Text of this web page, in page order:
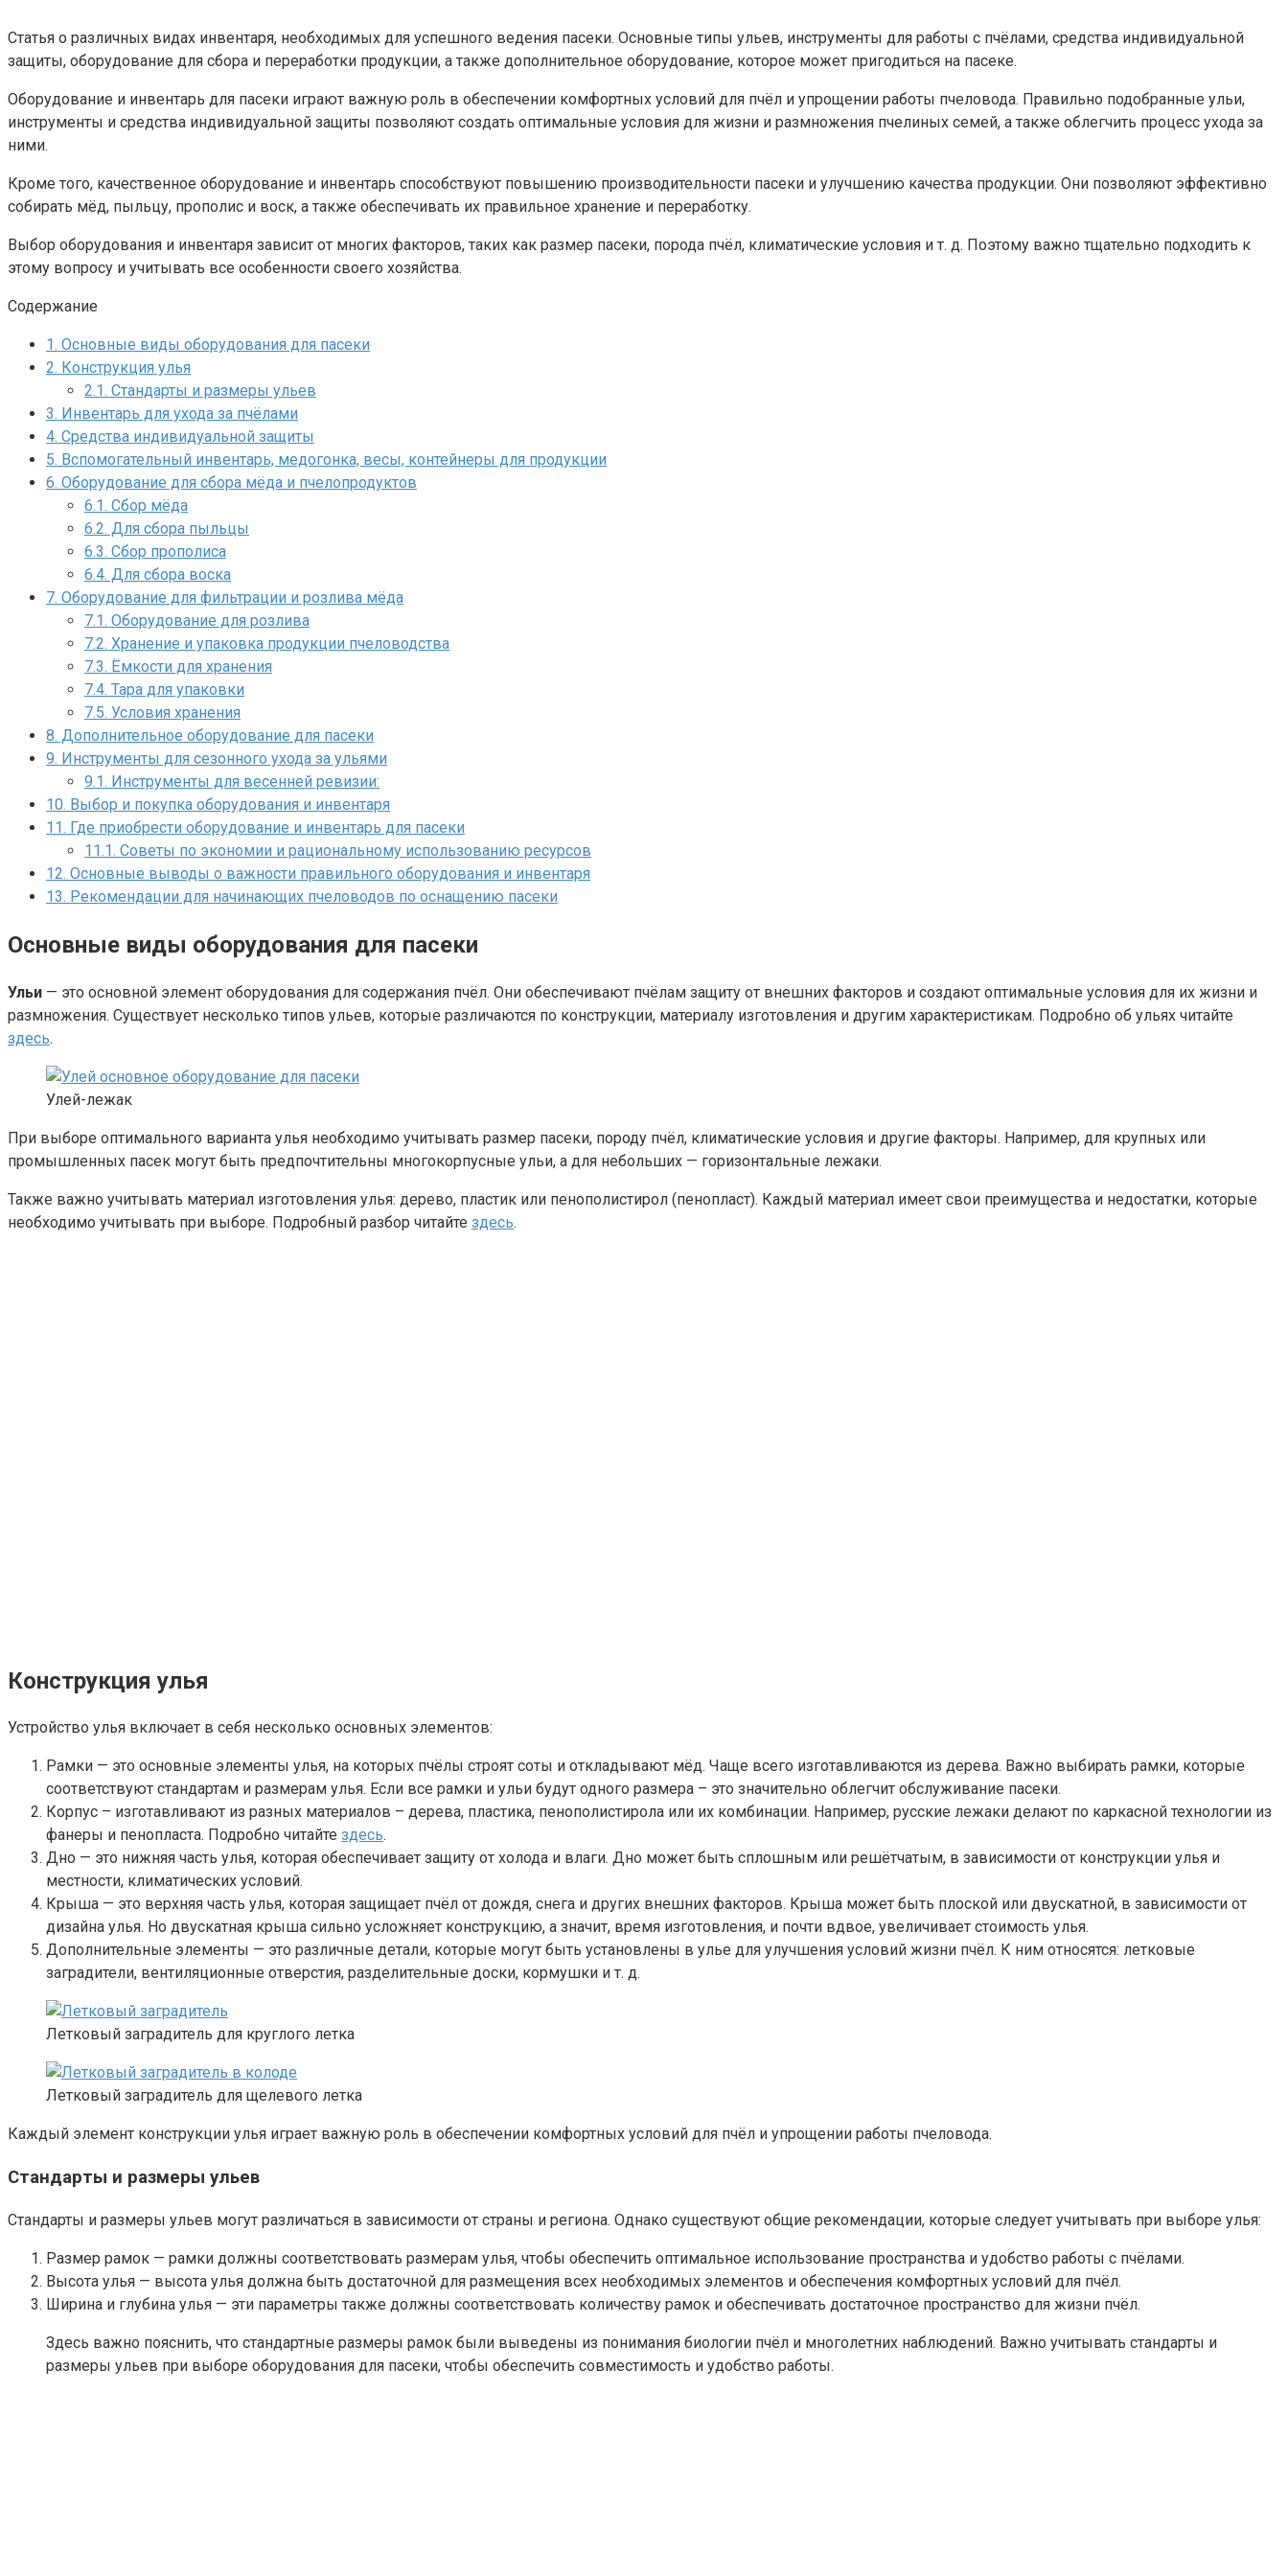
Статья о различных видах инвентаря, необходимых для успешного ведения пасеки. Основные типы ульев, инструменты для работы с пчёлами, средства индивидуальной
защиты, оборудование для сбора и переработки продукции, а также дополнительное оборудование, которое может пригодиться на пасеке.
Оборудование и инвентарь для пасеки играют важную роль в обеспечении комфортных условий для пчёл и упрощении работы пчеловода. Правильно подобранные ульи,
инструменты и средства индивидуальной защиты позволяют создать оптимальные условия для жизни и размножения пчелиных семей, а также облегчить процесс ухода за
ними.
Кроме того, качественное оборудование и инвентарь способствуют повышению производительности пасеки и улучшению качества продукции. Они позволяют эффективно
собирать мёд, пыльцу, прополис и воск, а также обеспечивать их правильное хранение и переработку.
Выбор оборудования и инвентаря зависит от многих факторов, таких как размер пасеки, порода пчёл, климатические условия и т. д. Поэтому важно тщательно подходить к
этому вопросу и учитывать все особенности своего хозяйства.
Содержание
1. Основные виды оборудования для пасеки
2. Конструкция улья
2.1. Стандарты и размеры ульев
3. Инвентарь для ухода за пчёлами
4. Средства индивидуальной защиты
5. Вспомогательный инвентарь, медогонка, весы, контейнеры для продукции
6. Оборудование для сбора мёда и пчелопродуктов
6.1. Сбор мёда
6.2. Для сбора пыльцы
6.3. Сбор прополиса
6.4. Для сбора воска
7. Оборудование для фильтрации и розлива мёда
7.1. Оборудование для розлива
7.2. Хранение и упаковка продукции пчеловодства
7.3. Ёмкости для хранения
7.4. Тара для упаковки
7.5. Условия хранения
8. Дополнительное оборудование для пасеки
9. Инструменты для сезонного ухода за ульями
9.1. Инструменты для весенней ревизии:
10. Выбор и покупка оборудования и инвентаря
11. Где приобрести оборудование и инвентарь для пасеки
11.1. Советы по экономии и рациональному использованию ресурсов
12. Основные выводы о важности правильного оборудования и инвентаря
13. Рекомендации для начинающих пчеловодов по оснащению пасеки
Основные виды оборудования для пасеки
Ульи — это основной элемент оборудования для содержания пчёл. Они обеспечивают пчёлам защиту от внешних факторов и создают оптимальные условия для их жизни и
размножения. Существует несколько типов ульев, которые различаются по конструкции, материалу изготовления и другим характеристикам. Подробно об ульях читайте
здесь.
Улей-лежак
При выборе оптимального варианта улья необходимо учитывать размер пасеки, породу пчёл, климатические условия и другие факторы. Например, для крупных или
промышленных пасек могут быть предпочтительны многокорпусные ульи, а для небольших — горизонтальные лежаки.
Также важно учитывать материал изготовления улья: дерево, пластик или пенополистирол (пенопласт). Каждый материал имеет свои преимущества и недостатки, которые
необходимо учитывать при выборе. Подробный разбор читайте здесь.
Конструкция улья
Устройство улья включает в себя несколько основных элементов:
Рамки — это основные элементы улья, на которых пчёлы строят соты и откладывают мёд. Чаще всего изготавливаются из дерева. Важно выбирать рамки, которые
соответствуют стандартам и размерам улья. Если все рамки и ульи будут одного размера – это значительно облегчит обслуживание пасеки.
Корпус – изготавливают из разных материалов – дерева, пластика, пенополистирола или их комбинации. Например, русские лежаки делают по каркасной технологии из
фанеры и пенопласта. Подробно читайте здесь.
Дно — это нижняя часть улья, которая обеспечивает защиту от холода и влаги. Дно может быть сплошным или решётчатым, в зависимости от конструкции улья и
местности, климатических условий.
Крыша — это верхняя часть улья, которая защищает пчёл от дождя, снега и других внешних факторов. Крыша может быть плоской или двускатной, в зависимости от
дизайна улья. Но двускатная крыша сильно усложняет конструкцию, а значит, время изготовления, и почти вдвое, увеличивает стоимость улья.
Дополнительные элементы — это различные детали, которые могут быть установлены в улье для улучшения условий жизни пчёл. К ним относятся: летковые
заградители, вентиляционные отверстия, разделительные доски, кормушки и т. д.
Летковый заградитель для круглого летка
Летковый заградитель для щелевого летка
Каждый элемент конструкции улья играет важную роль в обеспечении комфортных условий для пчёл и упрощении работы пчеловода.
Стандарты и размеры ульев
Стандарты и размеры ульев могут различаться в зависимости от страны и региона. Однако существуют общие рекомендации, которые следует учитывать при выборе улья:
Размер рамок — рамки должны соответствовать размерам улья, чтобы обеспечить оптимальное использование пространства и удобство работы с пчёлами.
Высота улья — высота улья должна быть достаточной для размещения всех необходимых элементов и обеспечения комфортных условий для пчёл.
Ширина и глубина улья — эти параметры также должны соответствовать количеству рамок и обеспечивать достаточное пространство для жизни пчёл.
Здесь важно пояснить, что стандартные размеры рамок были выведены из понимания биологии пчёл и многолетних наблюдений. Важно учитывать стандарты и
размеры ульев при выборе оборудования для пасеки, чтобы обеспечить совместимость и удобство работы.